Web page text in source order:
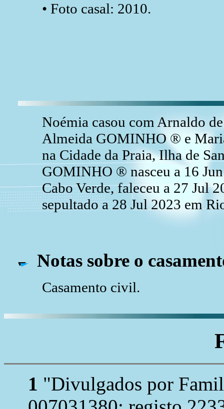
• Foto casal: 2010.
Noémia casou com Arnaldo
Almeida GOMINHO ® e
na Cidade da Praia, Ilha de
GOMINHO ® nasceu a 16
Cabo Verde, faleceu a 27 Jul
sepultado a 28 Jul 2023 em
Notas sobre o
Casamento civil.
1 "Divulgados por